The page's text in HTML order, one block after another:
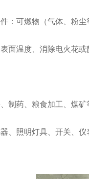
：可燃物（气体、粉
面温度、消除电火花
制药、粮食加工、煤矿
、照明灯具、开关、仪